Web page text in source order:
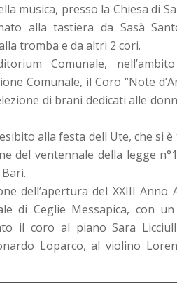
musica, presso la Chiesa di
alla tastiera da Sasà
tromba e da altri 2 cori.
Comunale,
Comunale, il Coro “Note
di brani dedicati alle
alla festa dell Ute, che si
del ventennale della legge
dell’apertura del XXIII Anno
di Ceglie Messapica, con
il coro al piano Sara
Loparco, al violino